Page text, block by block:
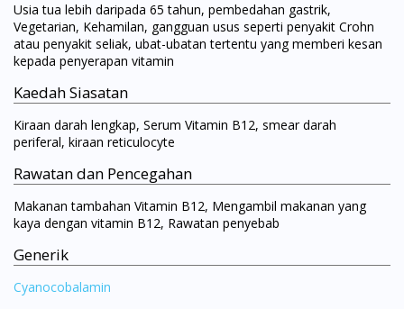
Usia tua lebih daripada 65 tahun, pembedahan gastrik,
Vegetarian, Kehamilan, gangguan usus seperti penyakit Crohn
atau penyakit seliak, ubat-ubatan tertentu yang memberi kesan
kepada penyerapan vitamin
Kaedah Siasatan
Kiraan darah lengkap, Serum Vitamin B12, smear darah
periferal, kiraan reticulocyte
Rawatan dan Pencegahan
Makanan tambahan Vitamin B12, Mengambil makanan yang
kaya dengan vitamin B12, Rawatan penyebab
Generik
Cyanocobalamin